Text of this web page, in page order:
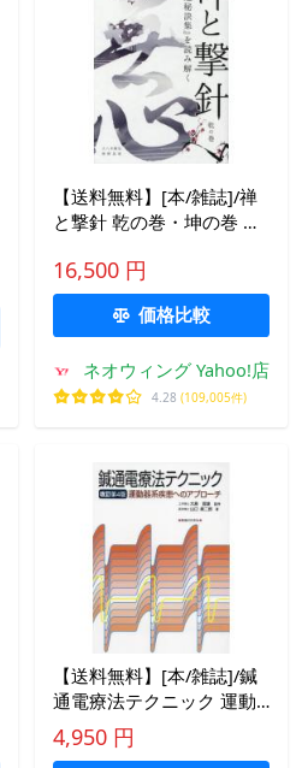
【送料無料】[本/雑誌]/禅
と撃針 乾の巻・坤の巻 全
16,500 円
価格比較
ネオウィング Yahoo!店
4.28 (109,005件)
【送料無料】[本/雑誌]/鍼
通電療法テクニック 運動
器系疾患へのアプローチ/
大島宣雄/監修 山口眞二郎/
4,950 円